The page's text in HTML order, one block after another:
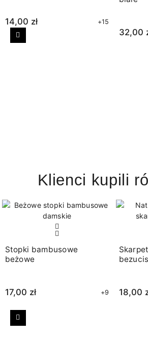
14,00 zł +15
32,00
Poprzedni
Klienci kupili
Stopki bambusowe
beżowe
17,00 zł +9 18,00
Poprzedni